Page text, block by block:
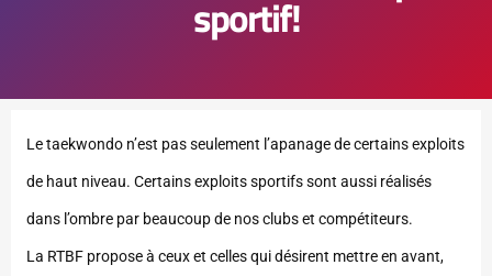
sportif!
Le taekwondo n’est pas seulement l’apanage de certains exploits
de haut niveau. Certains exploits sportifs sont aussi réalisés
dans l’ombre par beaucoup de nos clubs et compétiteurs.
La RTBF propose à ceux et celles qui désirent mettre en avant,